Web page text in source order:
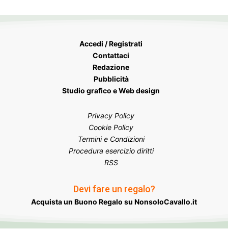
Accedi / Registrati
Contattaci
Redazione
Pubblicità
Studio grafico e Web design
Privacy Policy
Cookie Policy
Termini e Condizioni
Procedura esercizio diritti
RSS
Devi fare un regalo?
Acquista un Buono Regalo su NonsoloCavallo.it